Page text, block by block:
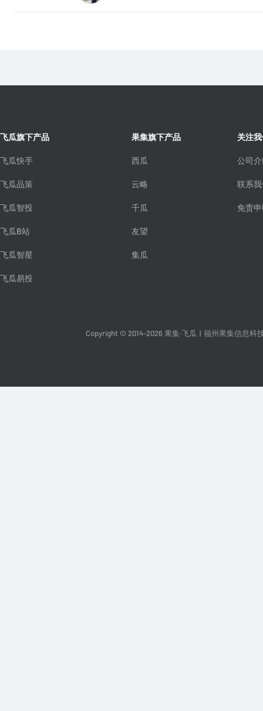
飞瓜旗下产品
飞瓜快手
飞瓜品策
飞瓜智投
飞瓜B站
飞瓜智星
飞瓜易投
果集旗下产品
西瓜
云略
千瓜
友望
集瓜
关注
公司
联系
免责
Copyright © 2014-2026 果集·飞瓜 福州果集信息科